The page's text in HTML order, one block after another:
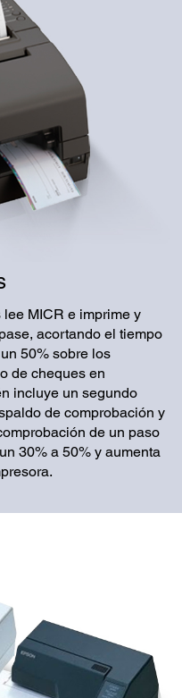
MICR e imprime y
acortando el tiempo
50% sobre los
de cheques en
incluye un segundo
de comprobación y
de un paso
30% a 50% y aumenta